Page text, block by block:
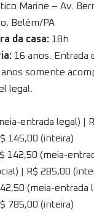
Marine – Av.
Belém/PA
da casa: 18h
16 anos. Entrada
somente
legal.
entrada legal) |
145,00 (inteira)
142,50 (meia-
| R$ 285,00
(meia-entrada
785,00 (inteira)